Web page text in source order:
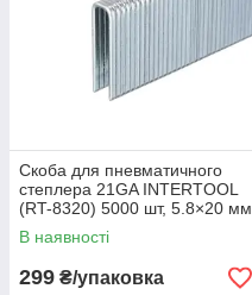
Скоба для пневматичного
степлера 21GA INTERTOOL
(RT-8320) 5000 шт, 5.8×20 мм
В наявності
299 ₴/упаковка